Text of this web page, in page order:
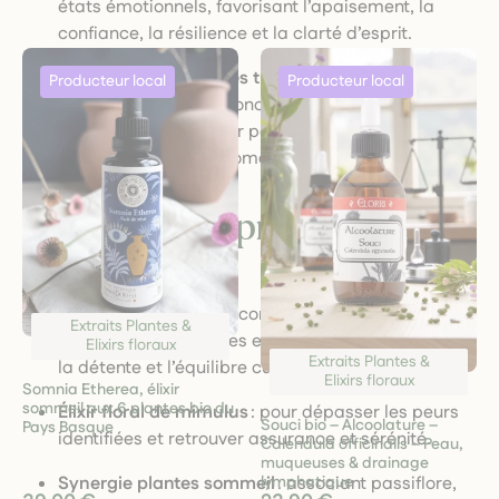
états émotionnels, favorisant l’apaisement, la
confiance, la résilience et la clarté d’esprit.
Accompagnement des troubles du quotidien
digestion, sommeil, concentration, énergie,
chaque extrait ou élixir peut être choisi en fonction
de votre besoin du moment.
Exemples de produits de la
catégorie
Extrait de lavande
: reconnu pour ses propriétés
apaisantes, purifiantes et régénérantes, idéal pour
la détente et l’équilibre cutané.
Élixir floral de mimulus: pour dépasser les peurs
identifiées et retrouver assurance et sérénité.
Synergie plantes sommeil: associant passiflore,
Extraits Plantes &
Elixirs floraux
Somnia Etherea, élixir
sommeil aux 6 plantes bio du
Pays Basque
Extraits Plantes &
Elixirs floraux
Souci bio – Alcoolature –
Calendula officinalis – Peau,
muqueuses & drainage
lymphatique